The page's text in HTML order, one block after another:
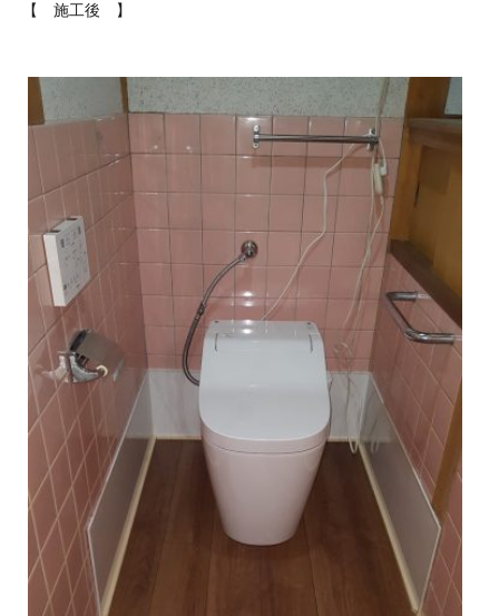
【 施工後 】